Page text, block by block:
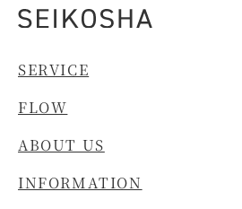
SERVICE
FLOW
ABOUT US
INFORMATION